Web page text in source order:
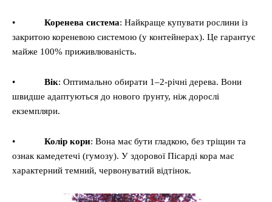
• Коренева система: Найкраще купувати рослини із
закритою кореневою системою (у контейнерах). Це гарантує
майже 100% приживлюваність.
• Вік: Оптимально обирати 1–2-річні дерева. Вони
швидше адаптуються до нового ґрунту, ніж дорослі
екземпляри.
• Колір кори: Вона має бути гладкою, без тріщин та
ознак камедетечі (гумозу). У здорової Пісарді кора має
характерний темний, червонуватий відтінок.